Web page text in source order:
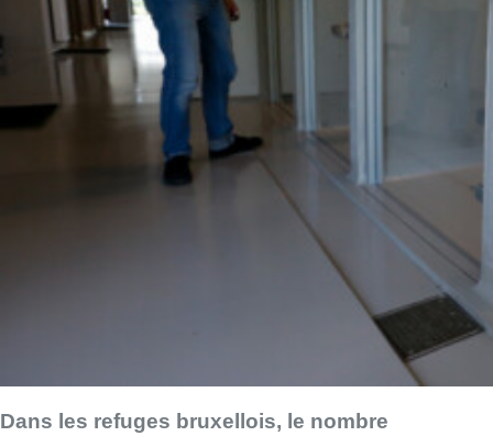
Dans les refuges bruxellois, le nombre